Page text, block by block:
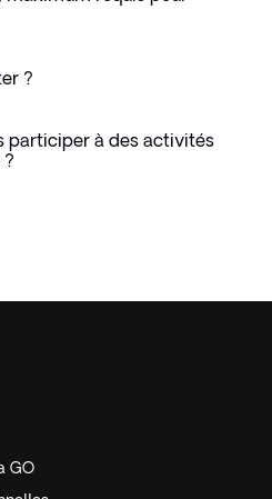
?
participer à des activités